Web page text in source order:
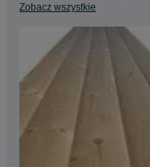
Zobacz wszystkie